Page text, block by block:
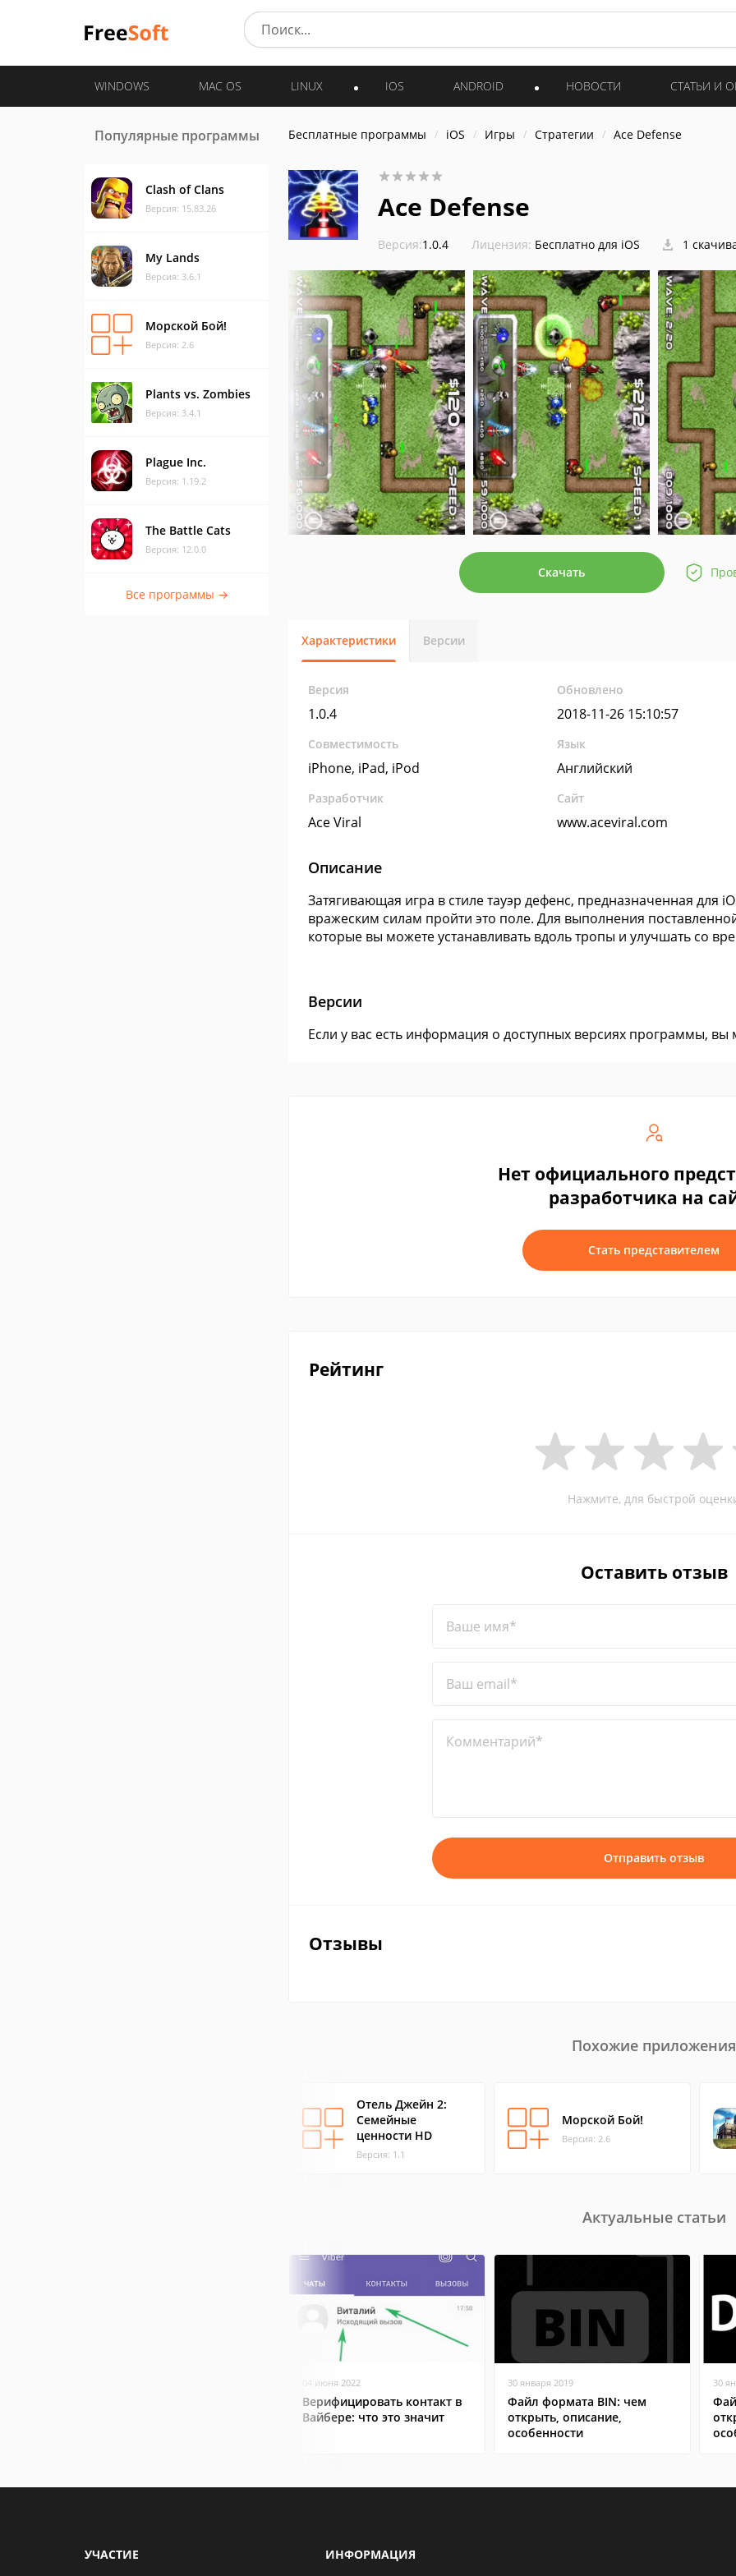
WINDOWS MAC OS LINUX IOS ANDROID НОВОСТИ СТАТЬИ И
Популярные программы
Clash of Clans
Версия: 15.83.26
My Lands
Версия: 3.6.1
Морской Бой!
Версия: 2.6
Plants vs. Zombies
Версия: 3.4.1
Plague Inc.
Версия: 1.19.2
The Battle Cats
Версия: 12.0.0
Все программы →
Бесплатные программы iOS Игры Стратегии Ace Defense
Ace Defense
Версия:1.0.4 Лицензия: Бесплатно для iOS 1
Скачать
Характеристики Версии
Версия
1.0.4
Обновлено
2018-11-26 15:10:57
Совместимость
iPhone, iPad, iPod
Язык
Английский
Разработчик
Ace Viral
Сайт
www.aceviral.com
Описание
Затягивающая игра в стиле тауэр дефенс, предназначенная для
вражеским силам пройти это поле. Для выполнения
которые вы можете устанавливать вдоль тропы и улучшать со
Версии
Если у вас есть информация о доступных версиях программы,
Нет официального
разработчика на
Стать представителем
Рейтинг
Нажмите, для быстрой
Оставить отзыв
Ваше имя*
Ваш email*
Комментарий*
Отправить отзыв
Отзывы
Похожие приложения
Отель Джейн 2:
Семейные
ценности HD
Версия: 1.1
Морской Бой!
Версия: 2.6
Актуальные статьи
04 июня 2022
Верифицировать контакт в
Вайбере: что это значит
30 января 2019
Файл формата BIN: чем
открыть, описание,
особенности
30
УЧАСТИЕ ИНФОРМАЦИЯ